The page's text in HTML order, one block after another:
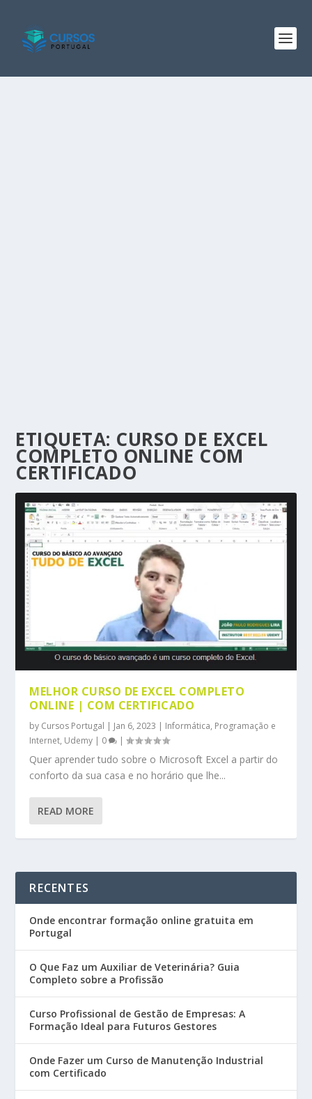
ETIQUETA: CURSO DE EXCEL
COMPLETO ONLINE COM
CERTIFICADO
MELHOR CURSO DE EXCEL COMPLETO
ONLINE | COM CERTIFICADO
by Cursos Portugal | Jan 6, 2023 | Informática, Programação e
Internet, Udemy | 0 |
Quer aprender tudo sobre o Microsoft Excel a partir do
conforto da sua casa e no horário que lhe...
READ MORE
RECENTES
Onde encontrar formação online gratuita em
Portugal
O Que Faz um Auxiliar de Veterinária? Guia
Completo sobre a Profissão
Curso Profissional de Gestão de Empresas: A
Formação Ideal para Futuros Gestores
Onde Fazer um Curso de Manutenção Industrial
com Certificado